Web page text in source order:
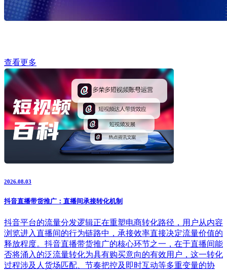
查看更多
2026.08.03
抖音直播带货推广：直播间承接转化机制
抖音平台的流量分发逻辑正在重塑电商转化路径，用户从内容
浏览进入直播间的行为链路中，承接效率直接决定流量价值的
释放程度。抖音直播带货推广的核心环节之一，在于直播间能
否将涌入的泛流量转化为具有购买意向的有效用户，这一转化
过程涉及人货场匹配、节奏把控及即时互动等多重变量的协